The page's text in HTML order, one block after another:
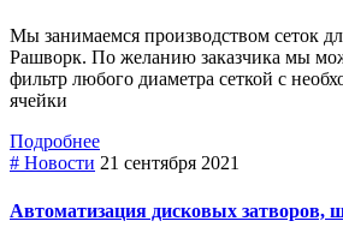
Мы занимаемся производством сеток
Рашворк. По желанию заказчика мы
фильтр любого диаметра сеткой с
ячейки
Подробнее
# Новости 21 сентября 2021
Автоматизация дисковых затворов,